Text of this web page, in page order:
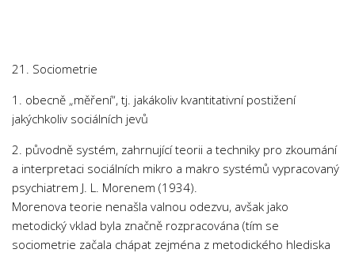
Ekonomie
Informatika
Jazyky
Management
Marketing
21. Sociometrie
1. obecně „měření“, tj. jakákoliv kvantitativní postižení
jakýchkoliv sociálních jevů
2. původně systém, zahrnující teorii a techniky pro zkoumání
a interpretaci sociálních mikro a makro systémů vypracovaný
psychiatrem J. L. Morenem (1934).
Morenova teorie nenašla valnou odezvu, avšak jako
metodický vklad byla značně rozpracována (tím se
sociometrie začala chápat zejména z metodického hlediska